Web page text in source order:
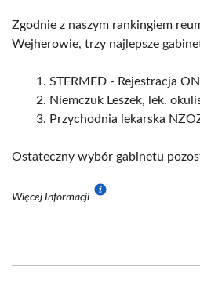
Zgodnie z naszym rankingiem
Wejherowie, trzy najlepsze
STERMED - Rejestracja
Niemczuk Leszek, lek.
Przychodnia lekarska
Ostateczny wybór gabinetu
Więcej Informacji